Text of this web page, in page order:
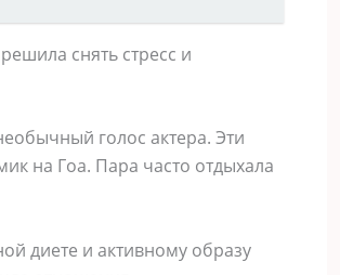
снять стресс и
голос актера. Эти
на Гоа. Пара часто отдыхала
диете и активному образу